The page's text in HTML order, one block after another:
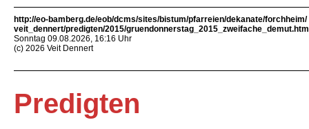
http://eo-bamberg.de/eob/dcms/sites/bistum/pfarreien/dekanate/forchheim/
veit_dennert/predigten/2015/
Sonntag 09.08.2026, 16:16 Uhr
(c) 2026 Veit Dennert
Predigten